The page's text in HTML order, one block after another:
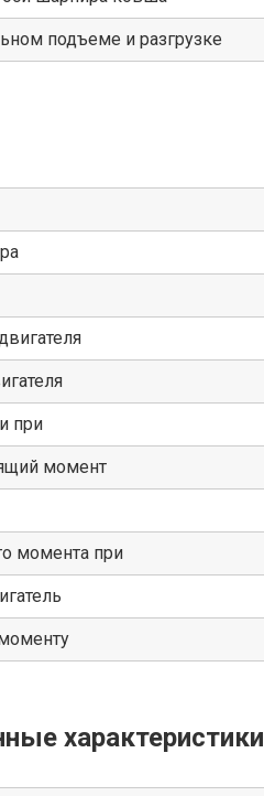
подъеме и разгрузке
при
момент
момента при
характеристики